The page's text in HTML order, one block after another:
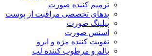
ترمیم کننده صورت
پدهای تخصصی مراقبت از پوست
پیلینگ صورت
اسنس صورت
تقویت کننده مژه و ابرو
بالم و مرطوب کننده لب